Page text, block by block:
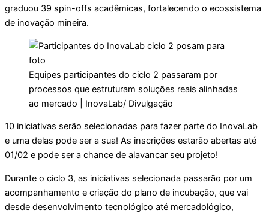
graduou 39 spin-offs acadêmicas, fortalecendo o ecossistema
de inovação mineira.
Equipes participantes do ciclo 2 passaram por
processos que estruturam soluções reais alinhadas
ao mercado | InovaLab/ Divulgação
10 iniciativas serão selecionadas para fazer parte do InovaLab
e uma delas pode ser a sua! As inscrições estarão abertas até
01/02 e pode ser a chance de alavancar seu projeto!
Durante o ciclo 3, as iniciativas selecionada passarão por um
acompanhamento e criação do plano de incubação, que vai
desde desenvolvimento tecnológico até mercadológico,